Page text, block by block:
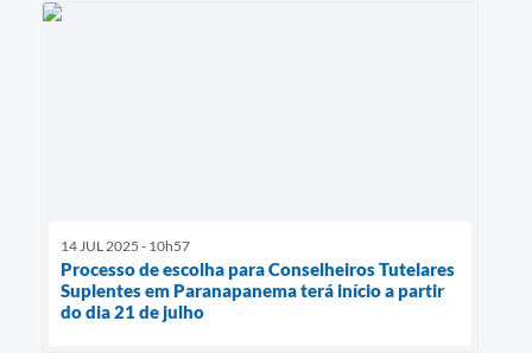
14 JUL 2025 - 10h57
Processo de escolha para Conselheiros Tutelares
Suplentes em Paranapanema terá início a partir
do dia 21 de julho